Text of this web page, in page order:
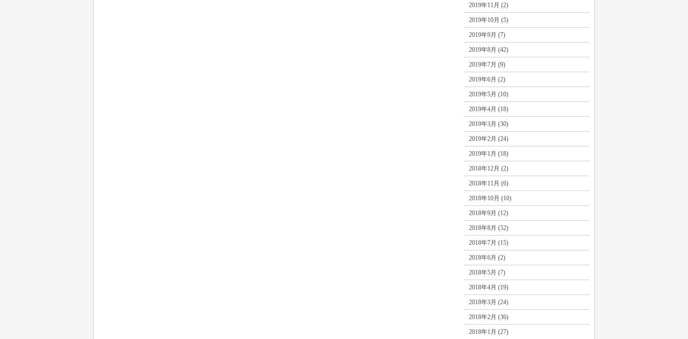
2019年11月 (2)
2019年10月 (5)
2019年9月 (7)
2019年8月 (42)
2019年7月 (9)
2019年6月 (2)
2019年5月 (10)
2019年4月 (18)
2019年3月 (30)
2019年2月 (24)
2019年1月 (18)
2018年12月 (2)
2018年11月 (6)
2018年10月 (10)
2018年9月 (12)
2018年8月 (52)
2018年7月 (15)
2018年6月 (2)
2018年5月 (7)
2018年4月 (19)
2018年3月 (24)
2018年2月 (36)
2018年1月 (27)